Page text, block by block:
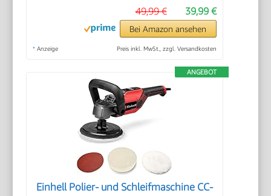
39,99 €
49,99 €
Bei Amazon ansehen
* Anzeige Preis inkl. MwSt., zzgl. Versandkosten
ANGEBOT
Einhell Polier- und Schleifmaschine CC-